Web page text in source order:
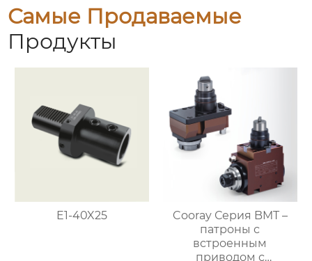
Самые Продаваемые
Продукты
E1-40X25
Cooray Серия BMT –
патроны с
встроенным
приводом с